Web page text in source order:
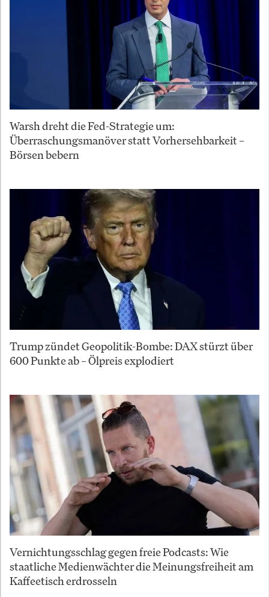
Warsh dreht die Fed-Strategie um:
Überraschungsmanöver statt Vorhersehbarkeit –
Börsen bebern
Trump zündet Geopolitik-Bombe: DAX stürzt über
600 Punkte ab – Ölpreis explodiert
Vernichtungsschlag gegen freie Podcasts: Wie
staatliche Medienwächter die Meinungsfreiheit am
Kaffeetisch erdrosseln